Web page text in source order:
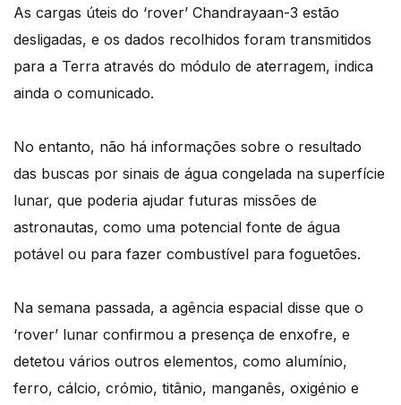
As cargas úteis do ‘rover’ Chandrayaan-3 estão
desligadas, e os dados recolhidos foram transmitidos
para a Terra através do módulo de aterragem, indica
ainda o comunicado.
No entanto, não há informações sobre o resultado
das buscas por sinais de água congelada na superfície
lunar, que poderia ajudar futuras missões de
astronautas, como uma potencial fonte de água
potável ou para fazer combustível para foguetões.
Na semana passada, a agência espacial disse que o
‘rover’ lunar confirmou a presença de enxofre, e
detetou vários outros elementos, como alumínio,
ferro, cálcio, crómio, titânio, manganês, oxigénio e